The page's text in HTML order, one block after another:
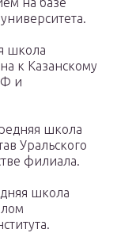
школа
к Казанскому
и
школа
Уральского
филиала.
школа